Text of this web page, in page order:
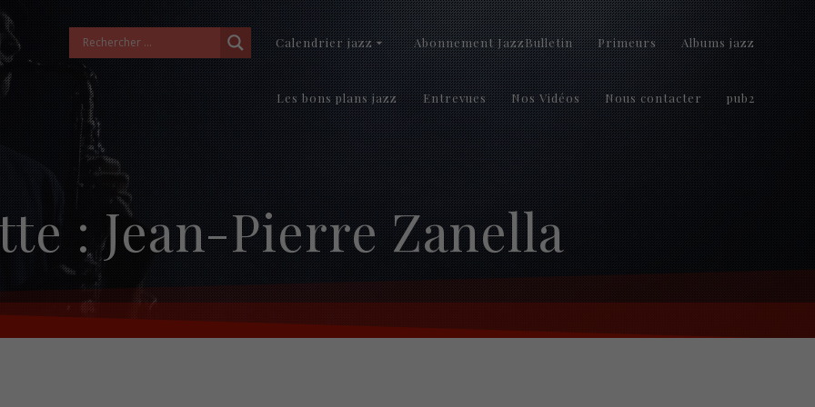
Calendrier jazz Abonnement JazzBulletin Primeurs Albums jazz
Les bons plans jazz Entrevues Nos Vidéos Nous contacter pub2
:Jean-Pierre Zanella